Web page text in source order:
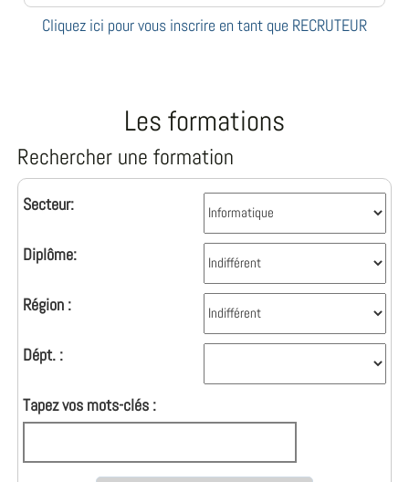
Cliquez ici pour vous inscrire en tant que RECRUTEUR
Les formations
Rechercher une formation
Secteur:
Diplôme:
Région :
Dépt. :
Tapez vos mots-clés :